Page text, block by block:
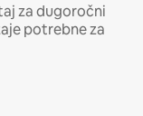
za dugoročni
potrebne za